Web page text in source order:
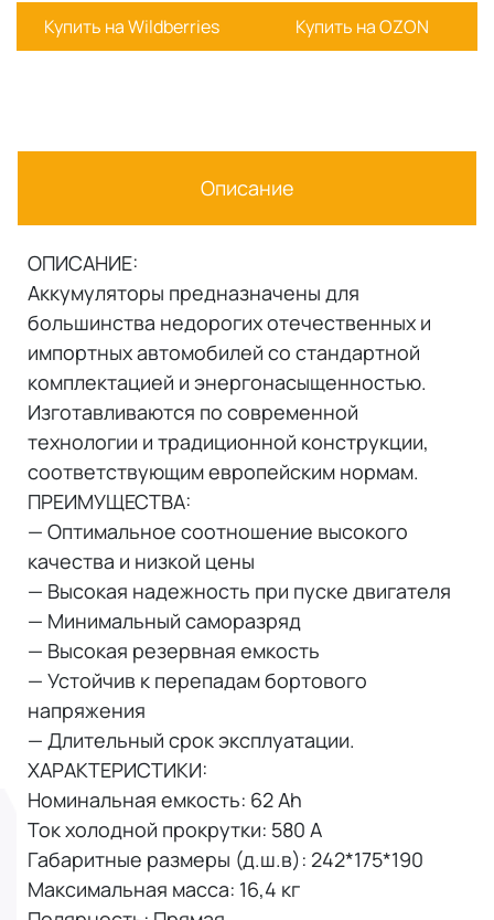
Купить на Wildberries Купить на OZON
Описание
ОПИСАНИЕ:
Аккумуляторы предназначены для
большинства недорогих отечественных и
импортных автомобилей со стандартной
комплектацией и энергонасыщенностью.
Изготавливаются по современной
технологии и традиционной конструкции,
соответствующим европейским нормам.
ПРЕИМУЩЕСТВА:
— Оптимальное соотношение высокого
качества и низкой цены
— Высокая надежность при пуске двигателя
— Минимальный саморазряд
— Высокая резервная емкость
— Устойчив к перепадам бортового
напряжения
— Длительный срок эксплуатации.
ХАРАКТЕРИСТИКИ:
Номинальная емкость: 62 Ah
Ток холодной прокрутки: 580 A
Габаритные размеры (д.ш.в): 242*175*190
Максимальная масса: 16,4 кг